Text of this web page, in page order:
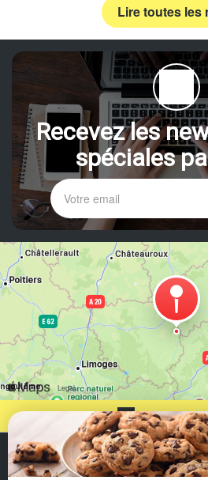
Lire toutes les
Recevez les
spéciales
Venir chez
Domaine de la